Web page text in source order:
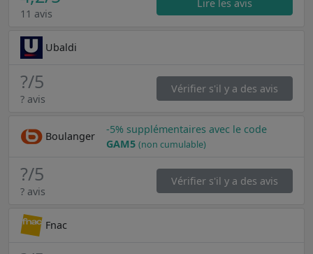
11 avis
Lire les avis
Ubaldi
?/5
? avis
Vérifier s'il y a des avis
Boulanger
-5% supplémentaires avec le code
GAM5 (non cumulable)
?/5
? avis
Vérifier s'il y a des avis
Fnac